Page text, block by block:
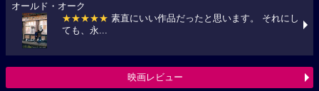
オールド・オーク
★★★★★ 素直にいい作品だったと思います。 それにし
ても、永...
映画レビュー